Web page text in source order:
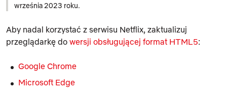
września 2023 roku.
Aby nadal korzystać z serwisu Netflix, zaktualizuj
przeglądarkę do wersji obsługującej format HTML5:
Google Chrome
Microsoft Edge